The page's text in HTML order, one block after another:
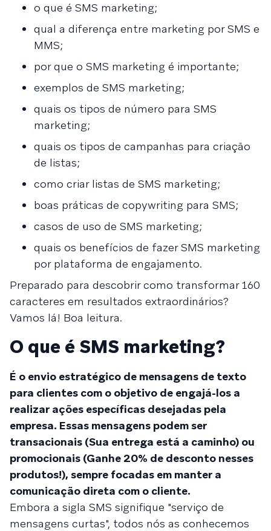
o que é SMS marketing;
qual a diferença entre marketing por SMS e
MMS;
por que o SMS marketing é importante;
exemplos de SMS marketing;
quais os tipos de número para SMS
marketing;
quais os tipos de campanhas para criação
de listas;
como criar listas de SMS marketing;
boas práticas de copywriting para SMS;
casos de uso de SMS marketing;
quais os benefícios de fazer SMS marketing
por plataforma de engajamento.
Preparado para descobrir como transformar 160
caracteres em resultados extraordinários?
Vamos lá! Boa leitura.
O que é SMS marketing?
É o envio estratégico de mensagens de texto
para clientes com o objetivo de engajá-los a
realizar ações específicas desejadas pela
empresa. Essas mensagens podem ser
transacionais (Sua entrega está a caminho) ou
promocionais (Ganhe 20% de desconto nesses
produtos!), sempre focadas em manter a
comunicação direta com o cliente.
Embora a sigla SMS signifique "serviço de
mensagens curtas", todos nós as conhecemos